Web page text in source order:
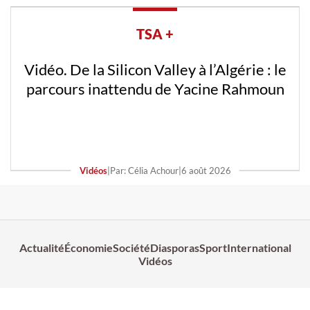
TSA +
Vidéo. De la Silicon Valley à l’Algérie : le
parcours inattendu de Yacine Rahmoun
Vidéos| Par: Célia Achour| 6 août 2026
ActualitéÉconomieSociétéDiasporasSportInternational
Vidéos